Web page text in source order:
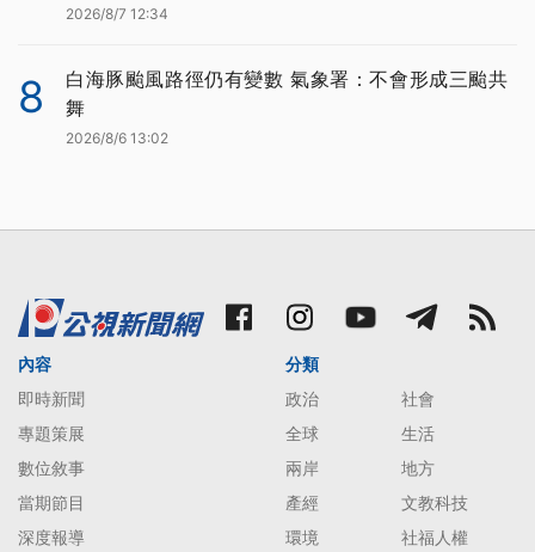
2026/8/7 12:34
8
白海豚颱風路徑仍有變數 氣象署：不會形成三颱共
舞
2026/8/6 13:02
內容
即時新聞
專題策展
數位敘事
當期節目
深度報導
分類
政治
社會
全球
生活
兩岸
地方
產經
文教科技
環境
社福人權